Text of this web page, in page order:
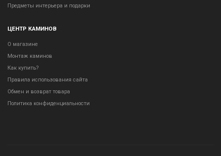
Предметы интерьера и подарки
ЦЕНТР КАМИНОВ
О магазине
Монтаж каминов
Как купить?
Правила использования сайта
Обмен и возврат товара
Политика конфиденциальности